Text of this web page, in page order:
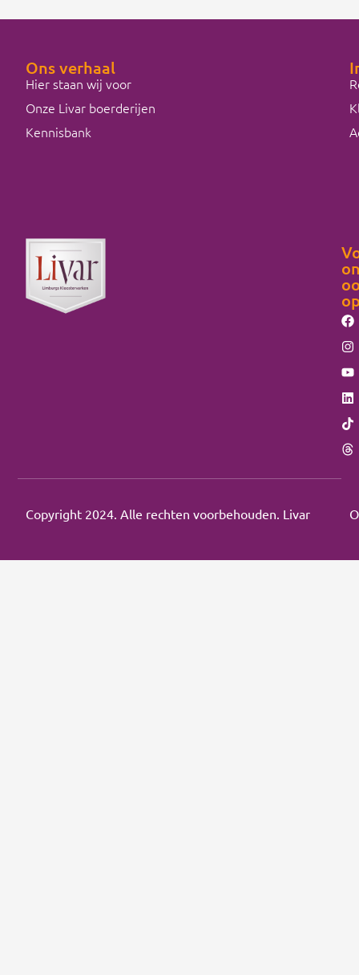
Ons verhaal
Hier staan wij voor
Onze Livar boerderijen
Kennisbank
Copyright 2024. Alle rechten voorbehouden. Livar